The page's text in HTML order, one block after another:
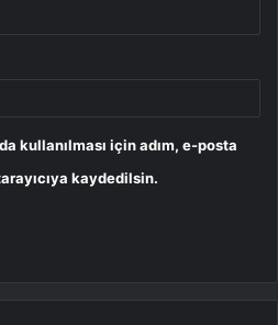
kullanılması için adım, e-posta
kaydedilsin.